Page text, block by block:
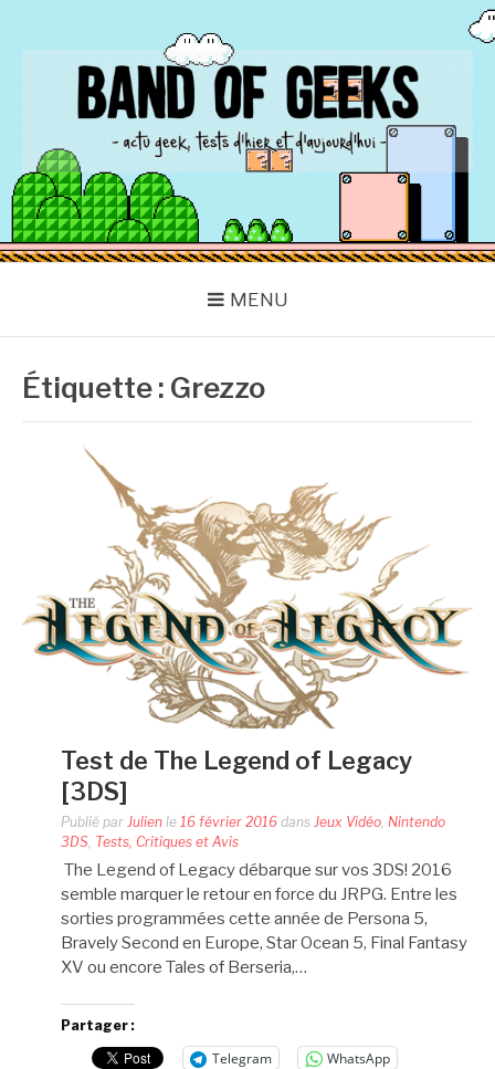
BAND OF GEEKS
Actu Geek d'hier et d'aujourd'hui
MENU
Étiquette : Grezzo
Test de The Legend of Legacy
[3DS]
Publié par Julien le 16 février 2016 dans Jeux Vidéo Nintendo
3DS Tests, Critiques et Avis
The Legend of Legacy débarque sur vos 3DS! 2016
semble marquer le retour en force du JRPG. Entre les
sorties programmées cette année de Persona 5,
Bravely Second en Europe, Star Ocean 5, Final Fantasy
XV ou encore Tales of Berseria,…
Partager :
Telegram
WhatsApp